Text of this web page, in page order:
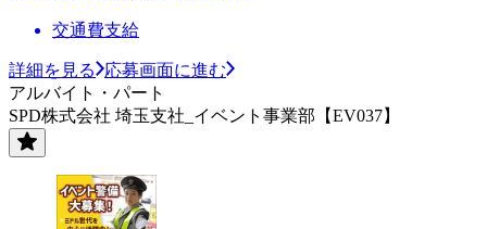
交通費支給
詳細を見る
応募画面に進む
アルバイト・パート
SPD株式会社 埼玉支社_イベント事業部【EV037】